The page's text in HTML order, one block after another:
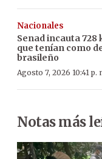
Nacionales
Senad incauta
que tenían como
brasileño
Agosto 7, 2026 10:41 p.
Notas más